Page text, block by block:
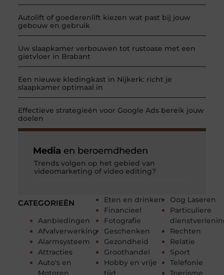
Autolift of goederenlift kiezen wat past bij jouw
gebouw en gebruik
Uw slaapkamer verbouwen tot rustoase met een
gietvloer in Brabant
Een nieuwe kledingkast in Nijkerk: richt je
slaapkamer optimaal in
Effectieve strategieën voor Google Ads bereik jouw
doelen
CATEGORIEËN
Aanbiedingen
Afvalverwerking
Alarmsysteem
Attracties
Auto's en
Motoren
Eten en drinken
Financieel
Fotografie
Geschenken
Gezondheid
Groothandel
Hobby en vrije
tijd
Oog Laseren
Particuliere
Rechten
Relatie
Sport
Telefonie
Toerisme
Media en beroemdheden
Trends volgen op het gebied van
videomarketing of video editing?